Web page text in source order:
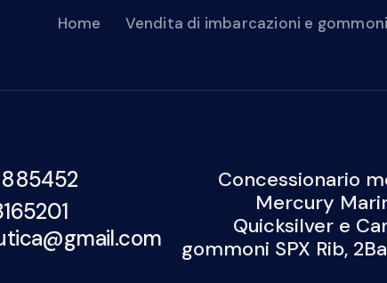
Home
Vendita di imbarcazioni e gommoni
Concessionario
Mercury
Quicksilver e
gommoni SPX Rib,